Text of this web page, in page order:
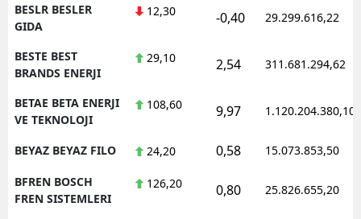
BESLR BESLER
GIDA
12,30 -0,40 29.299.616,22
BESTE BEST
BRANDS ENERJI
29,10 2,54 311.681.294,62
BETAE BETA ENERJI
VE TEKNOLOJI
108,60 9,97 1.120.204.380,10
BEYAZ BEYAZ FILO 24,20 0,58 15.073.853,50
BFREN BOSCH
FREN SISTEMLERI
126,20 0,80 25.826.655,20